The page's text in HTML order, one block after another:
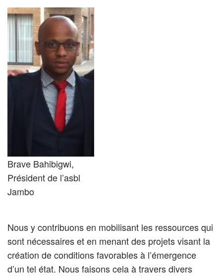
Brave Bahibigwi,
Président de l’asbl
Jambo
Nous y contribuons en mobilisant les ressources qui
sont nécessaires et en menant des projets visant la
création de conditions favorables à l’émergence
d’un tel état. Nous faisons cela à travers divers